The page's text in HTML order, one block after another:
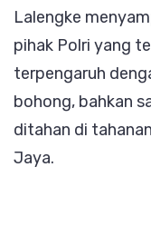
Lalengke
pihak Polri yang
terpengaruh
bohong, bahkan
ditahan di
Jaya.